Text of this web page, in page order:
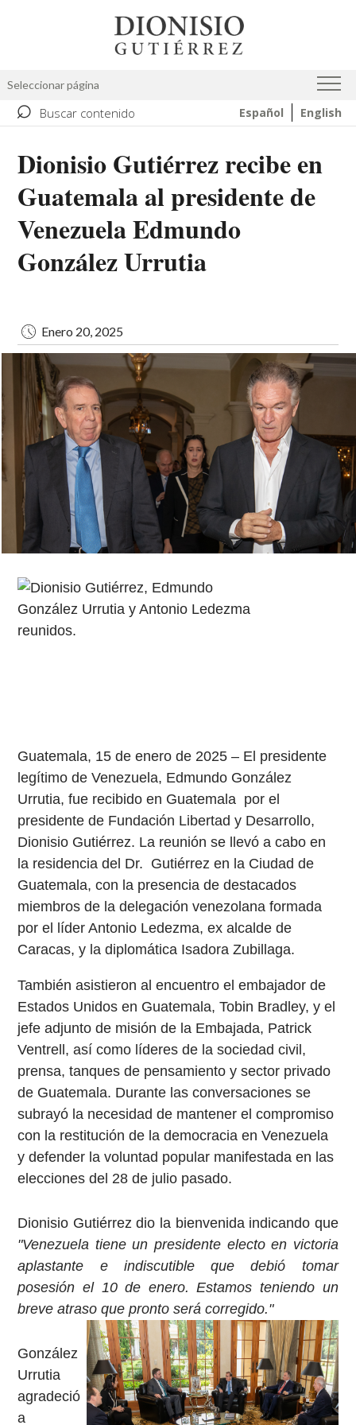
Seleccionar página
⌕ Buscar contenido Español English
Dionisio Gutiérrez recibe en
Guatemala al presidente de
Venezuela Edmundo
González Urrutia
Enero 20, 2025
Guatemala, 15 de enero de 2025 – El presidente
legítimo de Venezuela, Edmundo González
Urrutia, fue recibido en Guatemala por el
presidente de Fundación Libertad y Desarrollo,
Dionisio Gutiérrez. La reunión se llevó a cabo en
la residencia del Dr. Gutiérrez en la Ciudad de
Guatemala, con la presencia de destacados
miembros de la delegación venezolana formada
por el líder Antonio Ledezma, ex alcalde de
Caracas, y la diplomática Isadora Zubillaga.
También asistieron al encuentro el embajador de
Estados Unidos en Guatemala, Tobin Bradley, y el
jefe adjunto de misión de la Embajada, Patrick
Ventrell, así como líderes de la sociedad civil,
prensa, tanques de pensamiento y sector privado
de Guatemala. Durante las conversaciones se
subrayó la necesidad de mantener el compromiso
con la restitución de la democracia en Venezuela
y defender la voluntad popular manifestada en las
elecciones del 28 de julio pasado.
Dionisio Gutiérrez dio la bienvenida indicando que
"Venezuela tiene un presidente electo en victoria
aplastante e indiscutible que debió tomar
posesión el 10 de enero. Estamos teniendo un
breve atraso que pronto será corregido."
González
Urrutia
agradeció
a